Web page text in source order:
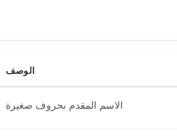
الوصف
الاسم المقدم بحروف صغيرة